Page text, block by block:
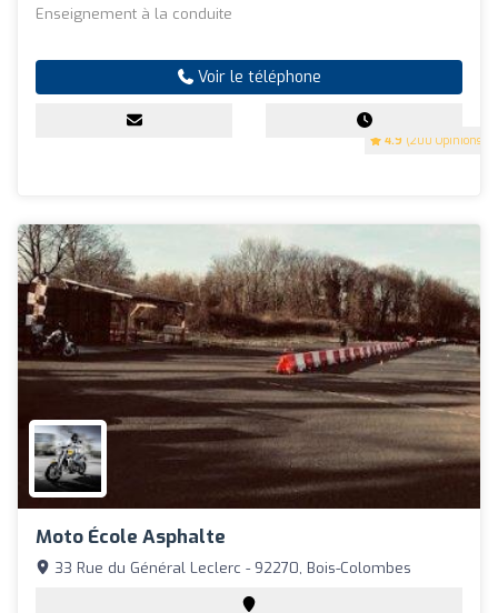
4.9 (200 Opinions)
Enseignement à la conduite
Voir le téléphone
Moto École Asphalte
33 Rue du Général Leclerc - 92270, Bois-Colombes